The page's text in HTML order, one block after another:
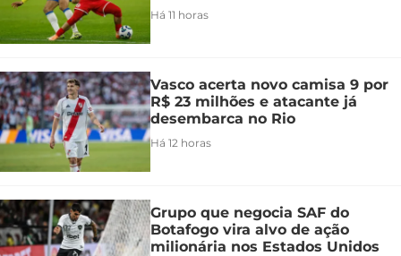
Há 11 horas
Vasco acerta novo camisa 9 por
R$ 23 milhões e atacante já
desembarca no Rio
Há 12 horas
Grupo que negocia SAF do
Botafogo vira alvo de ação
milionária nos Estados Unidos